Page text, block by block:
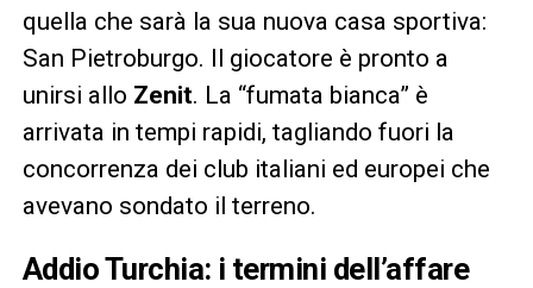
quella che sarà la sua nuova casa sportiva:
San Pietroburgo. Il giocatore è pronto a
unirsi allo Zenit. La “fumata bianca” è
arrivata in tempi rapidi, tagliando fuori la
concorrenza dei club italiani ed europei che
avevano sondato il terreno.
Addio Turchia: i termini dell’affare